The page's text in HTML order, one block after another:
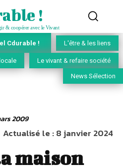
!
& coopérer avec le Vivant
Cdurable ! L'être & les liens
Le vivant & refaire société
News Sélection
2009
Actualisé le :8 janvier 2024
maison